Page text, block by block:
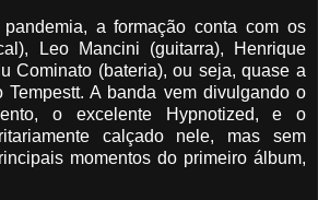
a formação conta com os
Leo Mancini (guitarra), Henrique
Cominato (bateria), ou seja, quase a
Tempestt. A banda vem divulgando o
o excelente Hypnotized, e o
calçado nele, mas sem
momentos do primeiro álbum,